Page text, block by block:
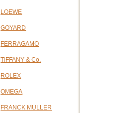
LOEWE
GOYARD
FERRAGAMO
TIFFANY & Co.
ROLEX
OMEGA
FRANCK MULLER